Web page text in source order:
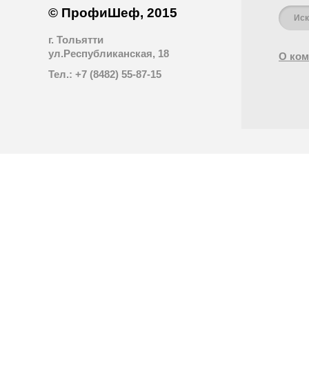
© ПрофиШеф, 2015
г. Тольятти
ул.Республиканская, 18
Тел.: +7 (8482) 55-87-15
О